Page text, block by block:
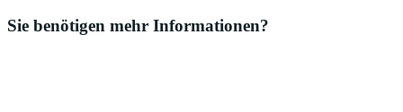
Sie benötigen mehr Informationen?